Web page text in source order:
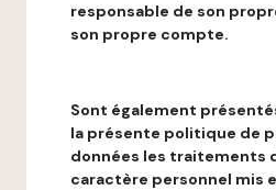
responsable de son
son propre compte.
Sont également
la présente politique de
données les traitements
caractère personnel mis